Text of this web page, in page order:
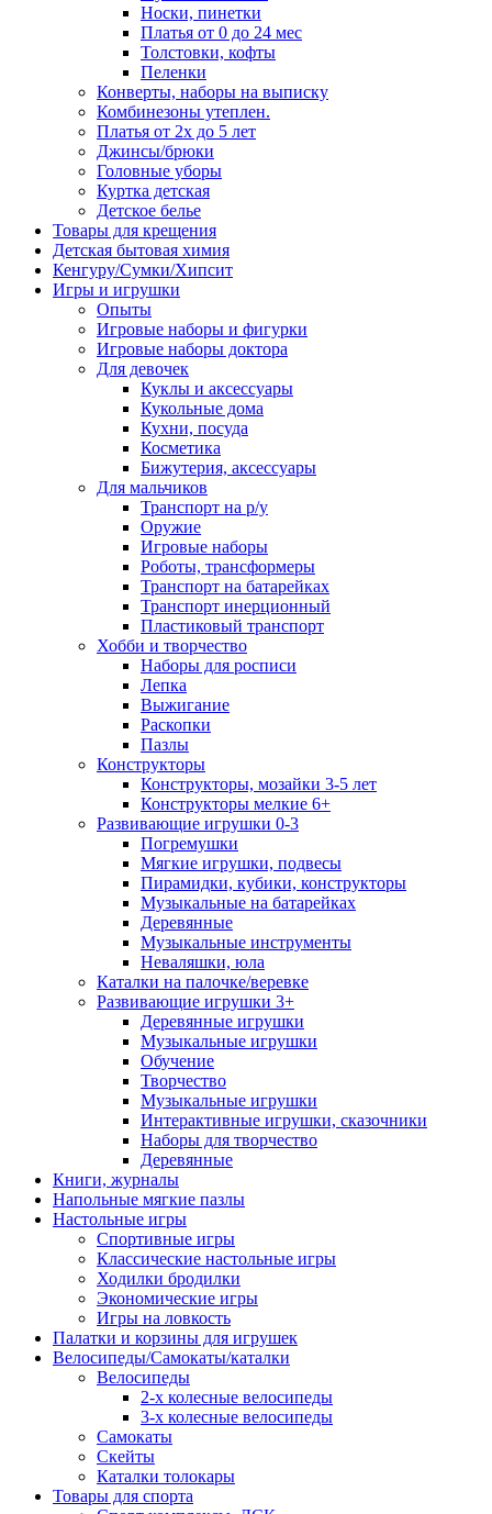
Носки, пинетки
Платья от 0 до 24 мес
Толстовки, кофты
Пеленки
Конверты, наборы на выписку
Комбинезоны утеплен.
Платья от 2х до 5 лет
Джинсы/брюки
Головные уборы
Куртка детская
Детское белье
Товары для крещения
Детская бытовая химия
Кенгуру/Сумки/Хипсит
Игры и игрушки
Опыты
Игровые наборы и фигурки
Игровые наборы доктора
Для девочек
Куклы и аксессуары
Кукольные дома
Кухни, посуда
Косметика
Бижутерия, аксессуары
Для мальчиков
Транспорт на р/у
Оружие
Игровые наборы
Роботы, трансформеры
Транспорт на батарейках
Транспорт инерционный
Пластиковый транспорт
Хобби и творчество
Наборы для росписи
Лепка
Выжигание
Раскопки
Пазлы
Конструкторы
Конструкторы, мозайки 3-5 лет
Конструкторы мелкие 6+
Развивающие игрушки 0-3
Погремушки
Мягкие игрушки, подвесы
Пирамидки, кубики, конструкторы
Музыкальные на батарейках
Деревянные
Музыкальные инструменты
Неваляшки, юла
Каталки на палочке/веревке
Развивающие игрушки 3+
Деревянные игрушки
Музыкальные игрушки
Обучение
Творчество
Музыкальные игрушки
Интерактивные игрушки, сказочники
Наборы для творчество
Деревянные
Книги, журналы
Напольные мягкие пазлы
Настольные игры
Спортивные игры
Классические настольные игры
Ходилки бродилки
Экономические игры
Игры на ловкость
Палатки и корзины для игрушек
Велосипеды/Самокаты/каталки
Велосипеды
2-х колесные велосипеды
3-х колесные велосипеды
Самокаты
Скейты
Каталки толокары
Товары для спорта